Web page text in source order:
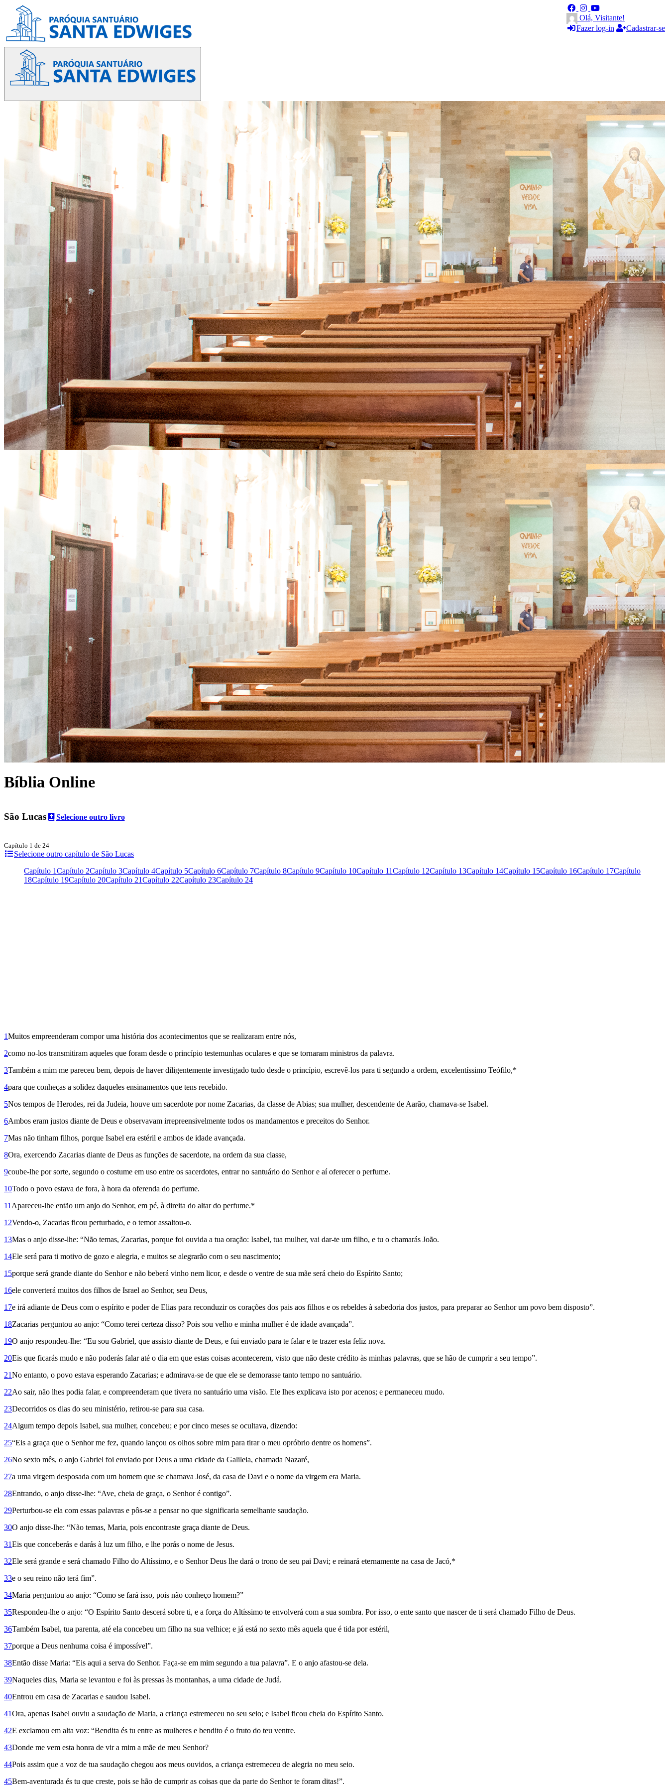
Olá, Visitante!
Fazer log-in
Cadastrar-se
Bíblia Online
São Lucas Selecione outro livro
Capítulo 1 de 24
Selecione outro capítulo de São Lucas
Capítulo 1Capítulo 2Capítulo 3Capítulo 4Capítulo 5Capítulo 6Capítulo 7Capítulo 8Capítulo 9Capítulo 10Capítulo 11Capítulo 12Capítulo 13Capítulo 14Capítulo 15Capítulo 16Capítulo 17Capítulo
18Capítulo 19Capítulo 20Capítulo 21Capítulo 22Capítulo 23Capítulo 24
1Muitos empreenderam compor uma história dos aconteci­mentos que se realizaram entre nós,
2como no-los transmitiram aqueles que foram desde o princípio testemunhas oculares e que se tornaram ministros da palavra.
3Também a mim me pareceu bem, depois de haver diligentemente investigado tudo desde o princípio, escrevê-los para ti segundo a ordem, excelentíssimo Teófilo,*
4para que conheças a solidez daqueles ensinamentos que tens recebido.
5Nos tempos de Herodes, rei da Judeia, houve um sacerdote por nome Zacarias, da classe de Abias; sua mulher, descendente de Aarão, chamava-se Isabel.
6Ambos eram justos diante de Deus e observavam irrepreensivelmente todos os mandamentos e preceitos do Senhor.
7Mas não tinham filhos, porque Isabel era estéril e ambos de idade avançada.
8Ora, exercendo Zacarias diante de Deus as funções de sacerdote, na ordem da sua classe,
9coube-lhe por sorte, segundo o costume em uso entre os sacerdotes, entrar no santuário do Senhor e aí oferecer o perfume.
10Todo o povo estava de fora, à hora da oferenda do perfume.
11 Apareceu-lhe então um anjo do Senhor, em pé, à direita do altar do perfume.*
12Vendo-o, Zaca­rias ficou perturbado, e o temor assaltou-o.
13Mas o anjo disse-lhe: “Não temas, Zaca­rias, porque foi ouvida a tua oração: Isabel, tua mulher, vai dar-te um filho, e tu o chamarás João.
14Ele será para ti motivo de gozo e alegria, e muitos se alegrarão com o seu nascimento;
15porque será grande diante do Senhor e não beberá vinho nem licor, e desde o ventre de sua mãe será cheio do Espírito Santo;
16ele converterá muitos dos filhos de Israel ao Senhor, seu Deus,
17e irá adiante de Deus com o espírito e poder de Elias para reconduzir os corações dos pais aos filhos e os rebeldes à sabedoria dos justos, para preparar ao Senhor um povo bem disposto”.
18Zacarias perguntou ao anjo: “Como terei certeza disso? Pois sou velho e minha mulher é de idade avançada”.
19O anjo respondeu-lhe: “Eu sou Gabriel, que assisto diante de Deus, e fui enviado para te falar e te trazer esta feliz nova.
20Eis que ficarás mudo e não poderás falar até o dia em que estas coisas acontecerem, visto que não deste crédito às minhas palavras, que se hão de cumprir a seu tempo”.
21No entanto, o povo estava espe­rando Zacarias; e admirava-se de que ele se demorasse tanto tempo no santuário.
22Ao sair, não lhes podia falar, e compreenderam que tivera no santuário uma visão. Ele lhes explicava isto por acenos; e permaneceu mudo.
23Decorridos os dias do seu ministério, retirou-se para sua casa.
24Algum tempo depois Isabel, sua mulher, concebeu; e por cinco meses se ocultava, dizendo:
25“Eis a graça que o Senhor me fez, quando lançou os olhos sobre mim para tirar o meu opróbrio dentre os homens”.
26No sexto mês, o anjo Gabriel foi enviado por Deus a uma cidade da Galileia, chamada Nazaré,
27a uma virgem desposada com um homem que se chamava José, da casa de Davi e o nome da virgem era Maria.
28Entrando, o anjo disse-lhe: “Ave, cheia de graça, o Senhor é contigo”.
29Perturbou-se ela com essas palavras e pôs-se a pensar no que significaria seme­lhante saudação.
30O anjo disse-lhe: “Não temas, Maria, pois encontraste graça diante de Deus.
31Eis que conceberás e darás à luz um filho, e lhe porás o nome de Jesus.
32Ele será grande e será chamado Filho do Altíssimo, e o Senhor Deus lhe dará o trono de seu pai Davi; e reinará eternamente na casa de Jacó,*
33e o seu reino não terá fim”.
34Maria perguntou ao anjo: “Como se fará isso, pois não conheço homem?”
35Respondeu-lhe o anjo: “O Espírito Santo descerá sobre ti, e a força do Altíssimo te envolverá com a sua sombra. Por isso, o ente santo que nascer de ti será chamado Filho de Deus.
36Também Isabel, tua parenta, até ela concebeu um filho na sua velhice; e já está no sexto mês aquela que é tida por estéril,
37porque a Deus nenhuma coisa é impossível”.
38Então disse Maria: “Eis aqui a serva do Senhor. Faça-se em mim segundo a tua palavra”. E o anjo afastou-se dela.
39Naqueles dias, Maria se levantou e foi às pressas às montanhas, a uma cidade de Judá.
40Entrou em casa de Zacarias e saudou Isabel.
41Ora, apenas Isabel ouviu a saudação de Maria, a criança estremeceu no seu seio; e Isabel ficou cheia do Espírito Santo.
42E exclamou em alta voz: “Bendita és tu entre as mulheres e bendito é o fruto do teu ventre.
43Donde me vem esta honra de vir a mim a mãe de meu Senhor?
44Pois assim que a voz de tua saudação chegou aos meus ouvidos, a criança estremeceu de alegria no meu seio.
45Bem-aventurada és tu que creste, pois se hão de cumprir as coisas que da parte do Senhor te foram ditas!”.